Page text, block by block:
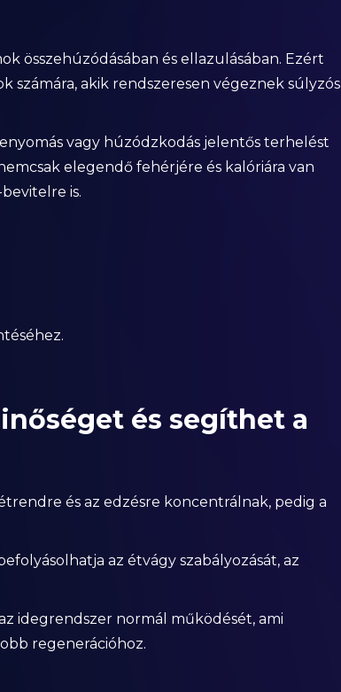
összehúzódásában és ellazulásában. Ezért
számára, akik rendszeresen végeznek súlyzós
vagy húzódzkodás jelentős terhelést
elegendő fehérjére és kalóriára van
is.
és segíthet a
és az edzésre koncentrálnak, pedig a
az étvágy szabályozását, az
idegrendszer normál működését, ami
regenerációhoz.